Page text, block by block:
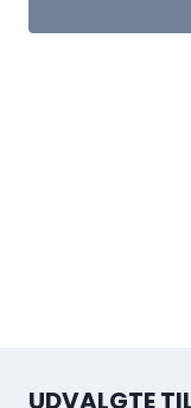
UDVALGTE